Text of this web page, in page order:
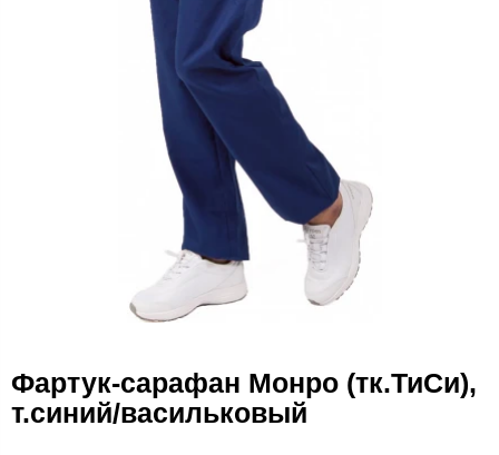
Фартук-сарафан Монро (тк.ТиСи),
т.синий/васильковый